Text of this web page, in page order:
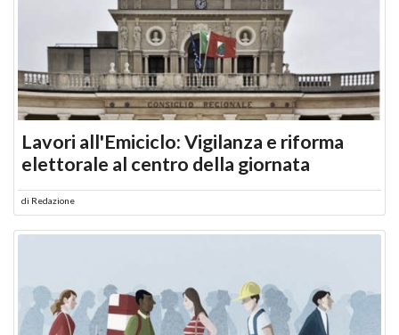
Lavori all'Emiciclo: Vigilanza e riforma
elettorale al centro della giornata
di Redazione